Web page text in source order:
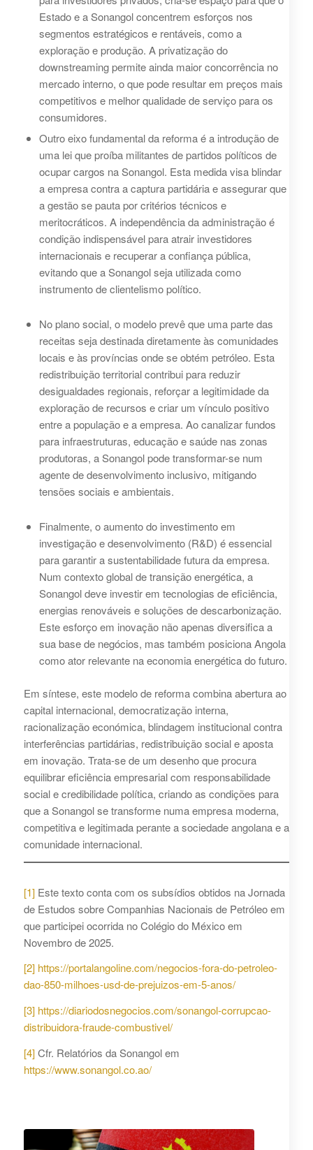
Estado e a Sonangol concentrem esforços nos
segmentos estratégicos e rentáveis, como a
exploração e produção. A privatização do
downstreaming permite ainda maior concorrência no
mercado interno, o que pode resultar em preços mais
competitivos e melhor qualidade de serviço para os
consumidores.
Outro eixo fundamental da reforma é a introdução de
uma lei que proíba militantes de partidos políticos de
ocupar cargos na Sonangol. Esta medida visa blindar
a empresa contra a captura partidária e assegurar que
a gestão se pauta por critérios técnicos e
meritocráticos. A independência da administração é
condição indispensável para atrair investidores
internacionais e recuperar a confiança pública,
evitando que a Sonangol seja utilizada como
instrumento de clientelismo político.
No plano social, o modelo prevê que uma parte das
receitas seja destinada diretamente às comunidades
locais e às províncias onde se obtém petróleo. Esta
redistribuição territorial contribui para reduzir
desigualdades regionais, reforçar a legitimidade da
exploração de recursos e criar um vínculo positivo
entre a população e a empresa. Ao canalizar fundos
para infraestruturas, educação e saúde nas zonas
produtoras, a Sonangol pode transformar-se num
agente de desenvolvimento inclusivo, mitigando
tensões sociais e ambientais.
Finalmente, o aumento do investimento em
investigação e desenvolvimento (R&D) é essencial
para garantir a sustentabilidade futura da empresa.
Num contexto global de transição energética, a
Sonangol deve investir em tecnologias de eficiência,
energias renováveis e soluções de descarbonização.
Este esforço em inovação não apenas diversifica a
sua base de negócios, mas também posiciona Angola
como ator relevante na economia energética do futuro.
Em síntese, este modelo de reforma combina abertura ao
capital internacional, democratização interna,
racionalização económica, blindagem institucional contra
interferências partidárias, redistribuição social e aposta
em inovação. Trata-se de um desenho que procura
equilibrar eficiência empresarial com responsabilidade
social e credibilidade política, criando as condições para
que a Sonangol se transforme numa empresa moderna,
competitiva e legitimada perante a sociedade angolana e a
comunidade internacional.
[1]Este texto conta com os subsídios obtidos na Jornada
de Estudos sobre Companhias Nacionais de Petróleo em
que participei ocorrida no Colégio do México em
Novembro de 2025.
[2] https://portalangoline.com/negocios-fora-do-petroleo-
dao-850-milhoes-usd-de-prejuizos-em-5-anos/
[3] https://diariodosnegocios.com/sonangol-corrupcao-
distribuidora-fraude-combustivel/
[4]Cfr. Relatórios da Sonangol em
https://www.sonangol.co.ao/